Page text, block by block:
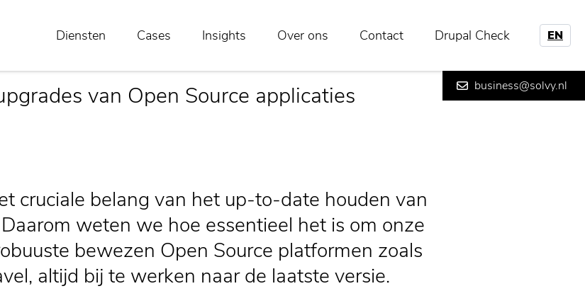
Diensten Cases Insights Over ons Contact Drupal Check EN
business@solvy.nl
van Open Source applicaties
cruciale belang van het up-to-date houden van
weten we hoe essentieel het is om onze
bewezen Open Source platformen zoals
altijd bij te werken naar de laatste versie.